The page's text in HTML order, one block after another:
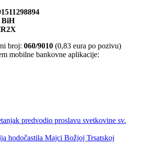
BiH
broj: 060/9010 (0,83 eura po pozivu)
mobilne bankovne aplikacije:
predvodio proslavu svetkovine sv.
hodočastila Majci Božjoj Trsatskoj